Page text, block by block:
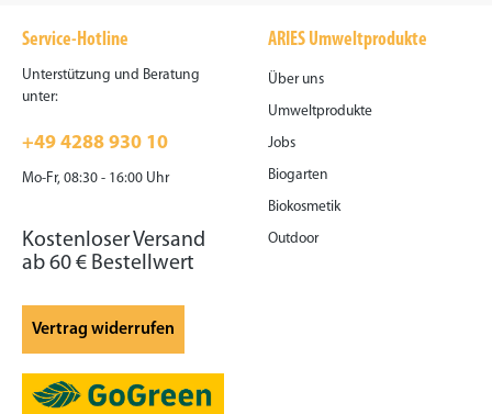
834/2007 iVm IFOAM Basis-
2.
20-30 cm direkt ansprühen.
einwirken lassen und nach
ca. 4 Std. gut lüften. Bei
empfehlen wir die Beratung
durch ein geprüftes
ernehmen!Hinweise: BAuA-
Reg.-Nr.: N-115819 Repellent |
Service-Hotline
Unterstützung und Beratung
unter:
+49 4288 930 10
Mo-Fr, 08:30 - 16:00 Uhr
Kostenloser Versand
ab 60 € Bestellwert
Vertrag widerrufen
ARIES Umweltprodukte
Über uns
Umweltprodukte
Jobs
Biogarten
Biokosmetik
Outdoor